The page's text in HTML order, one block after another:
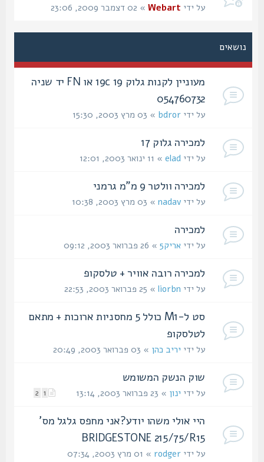
על ידיWebart» 02 דצמבר 2009, 23:06
נושאים
מעוניין לקנות גלוק 19c 19 או FN יד שניה
054760732
על ידיbdror» 03 מרץ 2003, 15:30
למכירה גלוק 17
על ידיelad » 11 ינואר 2003, 12:01
למכירה וולטר 9 מ"מ גרמני
על ידיnadav» 03 מרץ 2003, 10:38
למכירה
על ידיאריק5 » 26 פברואר 2003, 09:12
למכירה רובה אוויר + טלסקופ
על ידיliorbn» 25 פברואר 2003, 22:53
סט ל-M1 כולל 5 מחסניות ארוכות + מתאם
לטלסקופ
על ידייריב כהן» 03 פברואר 2003, 20:49
שוק הנשק המשומש
2 על ידיינון» 23 פברואר 2003, 13:14
היי אולי משהו יודע?אני מחפס גלגל מס'
BRIDGESTONE 215/75/R15
על ידיrodger» 01 מרץ 2003, 07:34